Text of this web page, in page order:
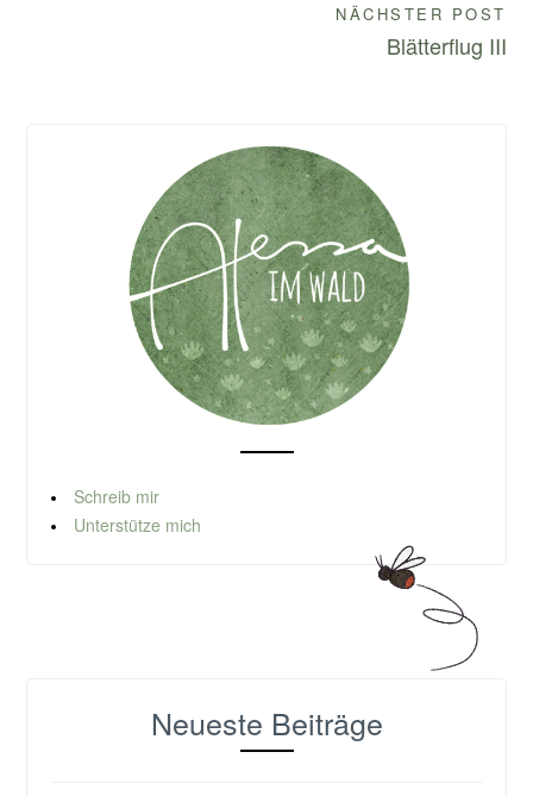
NÄCHSTER POST
Blätterflug III
Schreib mir
Unterstütze mich
Neueste Beiträge